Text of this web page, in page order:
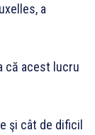
a
că acest lucru
şi cât de dificil